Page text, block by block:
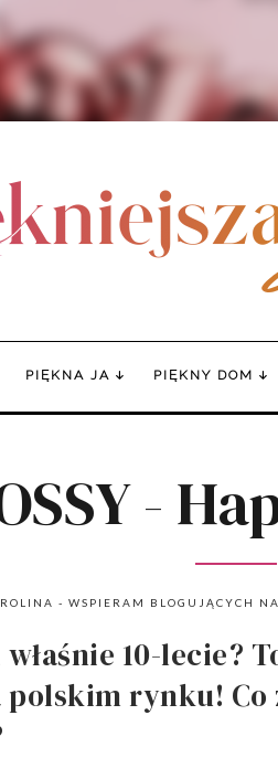
PIĘKNA JA PIĘKNY DOM
-
- WSPIERAM BLOGUJĄCYCH
10-lecie?
rynku! Co